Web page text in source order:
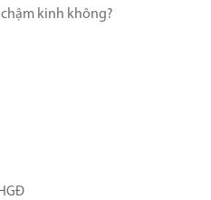
kinh không?